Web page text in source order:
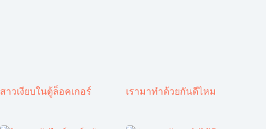
สาวเงียบในตู้ล็อคเกอร์ เรามาทำด้วยกันดีไหม